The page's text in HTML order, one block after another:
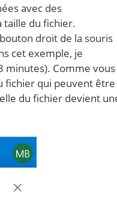
avec des
taille du fichier.
droit de la souris
cet exemple, je
minutes). Comme vous
fichier qui peuvent être
du fichier devient